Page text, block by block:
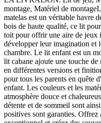
montage, Matériel de
matelas est un véritable havre
bois de haute qualité, ce lit
toit pour offrir une aire de jeux
développer leur imagination et
chambre. Le lit enfant est un
lit cabane ajoute une touche
en différentes versions et
pour tous les parents en quête
enfant. Les couleurs et les
atmosphère douce et
détente et de sommeil sont
positives sont garanties.